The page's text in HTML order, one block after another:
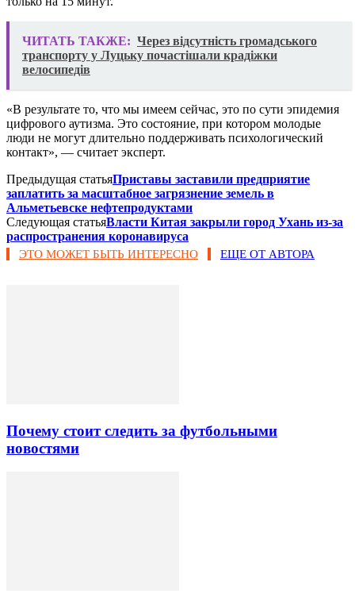
ЧИТАТЬ ТАКЖЕ: Через відсутність громадського
транспорту у Луцьку почастішали крадіжки
велосипедів
«В результате то, что мы имеем сейчас, это по сути эпидемия
цифрового аутизма. Это состояние, при котором молодые
люди не могут длительно поддерживать психологический
контакт», — считает эксперт.
Предыдущая статьяПриставы заставили предприятие
заплатить за масштабное загрязнение земель в
Альметьевске нефтепродуктами
Следующая статьяВласти Китая закрыли город Ухань из-за
распространения коронавируса
ЭТО МОЖЕТ БЫТЬ ИНТЕРЕСНО ЕЩЕ ОТ АВТОРА
Почему стоит следить за футбольными
новостями